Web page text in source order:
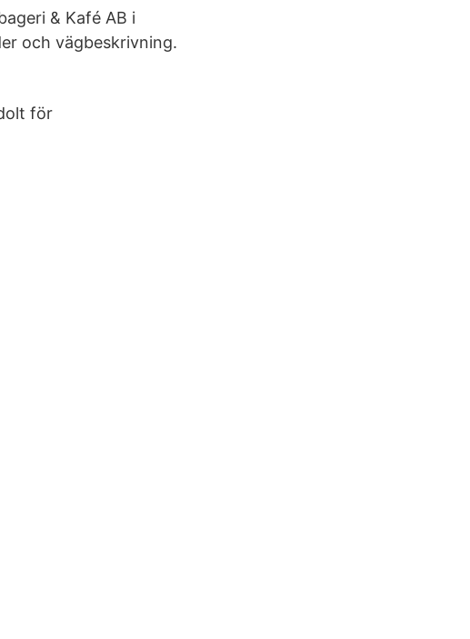
& Kafé AB i
och vägbeskrivning.
för